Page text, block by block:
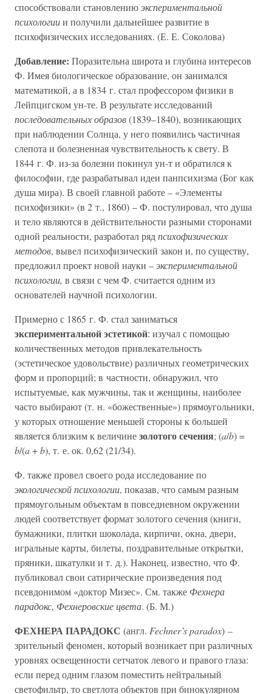
способствовали становлениюэкспериментальной
психологиии получили дальнейшее развитие в
психофизических исследованиях. (Е. Е. Соколова)
Добавление: Поразительна широта и глубина интересов
Ф. Имея биологическое образование, он занимался
математикой, а в 1834 г. стал профессором физики в
Лейпцигском ун-те. В результате исследований
последовательных образов(1839–1840), возникающих
при наблюдении Солнца, у него появились частичная
слепота и болезненная чувствительность к свету. В
1844 г. Ф. из-за болезни покинул ун-т и обратился к
философии, где разрабатывал идеи панпсихизма (Бог как
душа мира). В своей главной работе – «Элементы
психофизики» (в 2 т., 1860) – Ф. постулировал, что душа
и тело являются в действительности разными сторонами
одной реальности, разработал рядпсихофизических
методов, вывел психофизический закон и, по существу,
предложил проект новой науки –экспериментальной
психологии, в связи с чем Ф. считается одним из
основателей научной психологии.
Примерно с 1865 г. Ф. стал заниматься
экспериментальной эстетикой: изучал с помощью
количественных методов привлекательность
(эстетическое удовольствие) различных геометрических
форм и пропорций; в частности, обнаружил, что
испытуемые, как мужчины, так и женщины, наиболее
часто выбирают (т. н. «божественные») прямоугольники,
у которых отношение меньшей стороны к большей
является близким к величинезолотого сечения; (a/b) =
b/(a+b), т. е. ок. 0,62 (21/34).
Ф. также провел своего рода исследование по
экологической психологии, показав, что самым разным
прямоугольным объектам в повседневном окружении
людей соответствует формат золотого сечения (книги,
бумажники, плитки шоколада, кирпичи, окна, двери,
игральные карты, билеты, поздравительные открытки,
пряники, шкатулки и т. д.). Наконец, известно, что Ф.
публиковал свои сатирические произведения под
псевдонимом «доктор Мизес». См. также Фехнера
парадокс, Фехнеровские цвета. (Б. М.)
ФЕХНЕРА ПАРАДОКС (англ. Fechner’s paradox) –
зрительный феномен, который возникает при различных
уровнях освещенности сетчаток левого и правого глаза:
если перед одним глазом поместить нейтральный
светофильтр, то светлота объектов при бинокулярном